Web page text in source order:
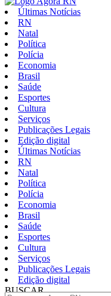
Últimas Notícias
RN
Natal
Política
Polícia
Economia
Brasil
Saúde
Esportes
Cultura
Serviços
Publicações Legais
Edição digital
Últimas Notícias
RN
Natal
Política
Polícia
Economia
Brasil
Saúde
Esportes
Cultura
Serviços
Publicações Legais
Edição digital
BUSCAR